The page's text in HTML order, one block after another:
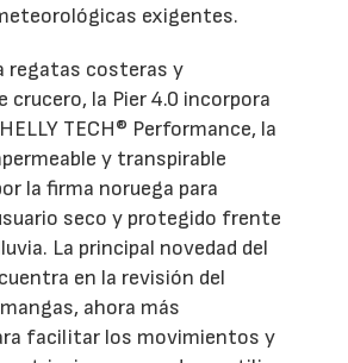
exigentes.
regatas costeras y
crucero, la Pier 4.0 incorpora
TECH® Performance, la
y transpirable
la firma noruega para
seco y protegido frente
La principal novedad del
en la revisión del
ahora más
facilitar los movimientos y